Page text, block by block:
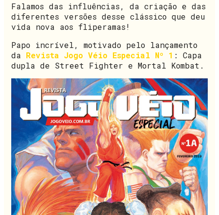
Falamos das influências, da criação e das
diferentes versões desse clássico que deu
vida nova aos fliperamas!
Papo incrível, motivado pelo lançamento
da Revista Jogo Véio Especial Nº 1 : Capa
dupla de Street Fighter e Mortal Kombat.